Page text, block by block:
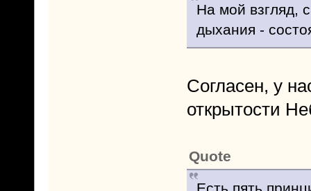
На мой взгляд,
дыхания -
Согласен, у
открытости
Quote